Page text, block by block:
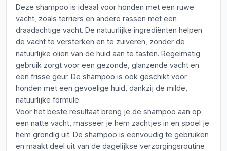
Deze shampoo is ideaal voor honden met een ruwe
vacht, zoals terriërs en andere rassen met een
draadachtige vacht. De natuurlijke ingrediënten helpen
de vacht te versterken en te zuiveren, zonder de
natuurlijke oliën van de huid aan te tasten. Regelmatig
gebruik zorgt voor een gezonde, glanzende vacht en
een frisse geur. De shampoo is ook geschikt voor
honden met een gevoelige huid, dankzij de milde,
natuurlijke formule.
Voor het beste resultaat breng je de shampoo aan op
een natte vacht, masseer je hem zachtjes in en spoel je
hem grondig uit. De shampoo is eenvoudig te gebruiken
en maakt deel uit van de dagelijkse verzorgingsroutine